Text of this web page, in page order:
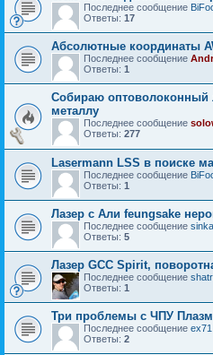
Последнее сообщение
Ответы: 17
Абсолютные координаты
Последнее сообщение
Ответы: 1
Собираю оптоволоконный
металлу
Последнее сообщение
Ответы: 277
Lasermann LSS в поиске
Последнее сообщение
Ответы: 1
Лазер с Али feungsake
Последнее сообщение
Ответы: 5
Лазер GCC Spirit,
Последнее сообщение
Ответы: 1
Три проблемы с ЧПУ
Последнее сообщение ex71
Ответы: 2